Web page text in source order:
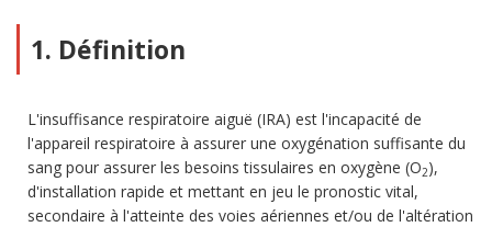
1. Définition
L'insuffisance respiratoire aiguë (IRA) est l'incapacité de
l'appareil respiratoire à assurer une oxygénation suffisante du
sang pour assurer les besoins tissulaires en oxygène (O2),
d'installation rapide et mettant en jeu le pronostic vital,
secondaire à l'atteinte des voies aériennes et/ou de l'altération